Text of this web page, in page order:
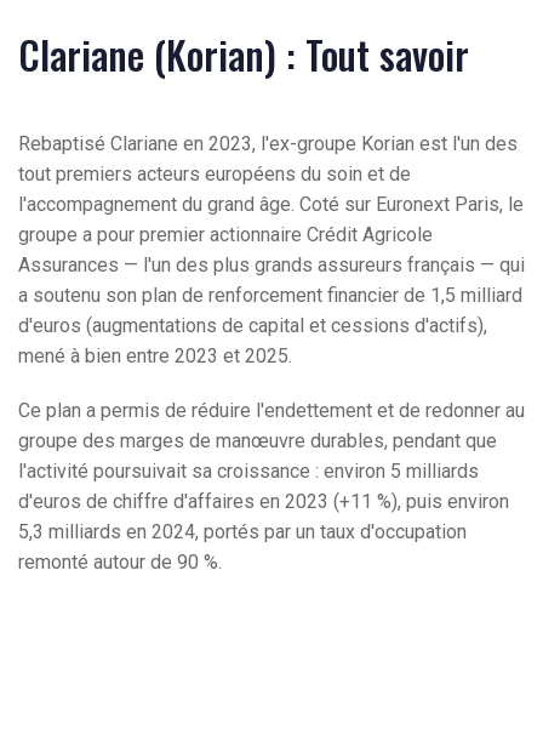
Clariane (Korian) : Tout savoir
Rebaptisé Clariane en 2023, l'ex-groupe Korian est l'un des
tout premiers acteurs européens du soin et de
l'accompagnement du grand âge. Coté sur Euronext Paris, le
groupe a pour premier actionnaire Crédit Agricole
Assurances — l'un des plus grands assureurs français — qui
a soutenu son plan de renforcement financier de 1,5 milliard
d'euros (augmentations de capital et cessions d'actifs),
mené à bien entre 2023 et 2025.
Ce plan a permis de réduire l'endettement et de redonner au
groupe des marges de manœuvre durables, pendant que
l'activité poursuivait sa croissance : environ 5 milliards
d'euros de chiffre d'affaires en 2023 (+11 %), puis environ
5,3 milliards en 2024, portés par un taux d'occupation
remonté autour de 90 %.